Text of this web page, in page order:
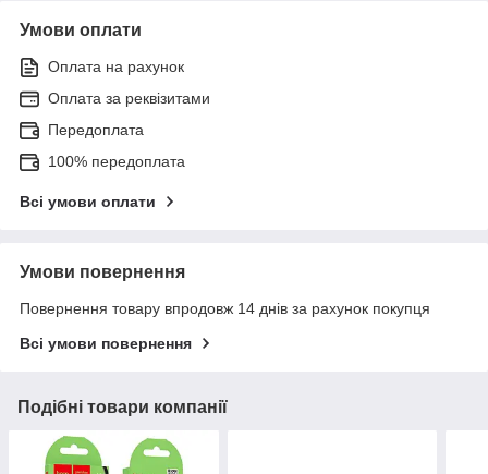
Умови оплати
Оплата на рахунок
Оплата за реквізитами
Передоплата
100% передоплата
Всі умови оплати
Умови повернення
Повернення товару впродовж 14 днів за рахунок покупця
Всі умови повернення
Подібні товари компанії